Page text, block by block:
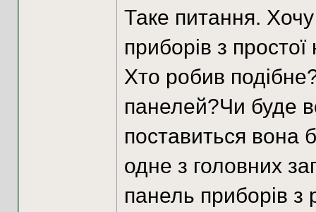
Таке питання.
приборів з
Хто робив
панелей?Чи буде
поставиться вона
одне з головних
панель приборів з